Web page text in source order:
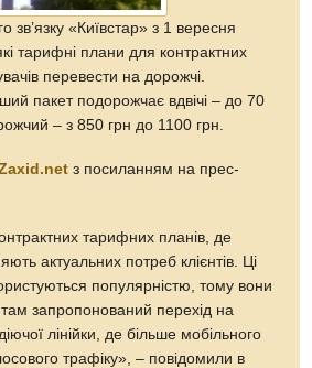
зв’язку «Київстар» з 1 вересня
тарифні плани для контрактних
перевести на дорожчі.
пакет подорожчає вдвічі – до 70
– з 850 грн до 1100 грн.
з посиланням на прес-
тарифних планів, де
актуальних потреб клієнтів. Ці
популярністю, тому вони
запропонований перехід на
лінійки, де більше мобільного
трафіку», – повідомили в